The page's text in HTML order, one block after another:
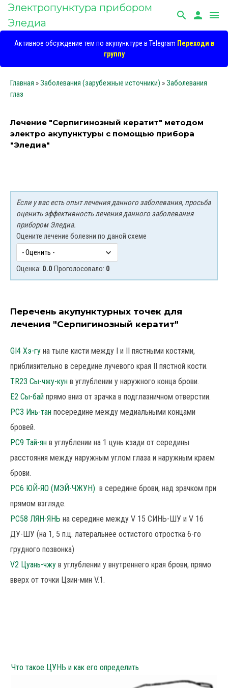
Электропунктура прибором
Эледиа
search person menu
Активное обсуждение тем по акупунктуре в Telegram Переходи в
группу
Главная »Заболевания (зарубежные источники) »Заболевания
глаз
Лечение "Серпигинозный кератит" методом
электро акупунктуры с помощью прибора
"Эледиа"
Если у вас есть опыт лечения данного заболевания, просьба
оценить эффективность лечения данного заболевания
прибором Эледиа.
Оцените лечение болезни по даной схеме
Оценка: 0.0 Проголосовало: 0
Перечень акупунктурных точек для
лечения "Серпигинозный кератит"
GI4 Хэ-гу на тыле кисти между I и II пястными костями,
приблизительно в середине лучевого края II пястной кости.
TR23 Сы-чжу-кун в углублении у наружного конца брови.
E2 Сы-бай прямо вниз от зрачка в подглазничном отверстии.
PC3 Инь-тан посередине между медиальными концами
бровей.
PC9 Тай-ян в углублении на 1 цунь кзади от середины
расстояния между наружным углом глаза и наружным краем
брови.
РС6 ЮЙ-ЯО (МЭЙ-ЧЖУН) в середине брови, над зрачком при
прямом взгляде.
РС58 ЛЯН-ЯНЬ на середине между V 15 СИНЬ-ШУ и V 16
ДУ-ШУ (на 1, 5 п.ц. латеральнее остистого отростка 6-го
грудного позвонка)
V2 Цуань-чжу в углублении у внутреннего края брови, прямо
вверх от точки Цзин-мин V.1.
Что такое ЦУНЬ и как его определить